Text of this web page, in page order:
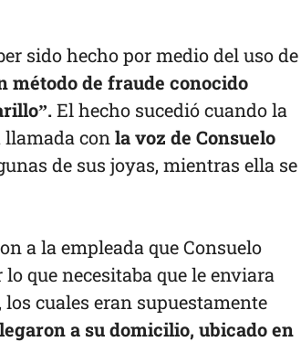
sido hecho por medio del uso de
de fraude conocido
El hecho sucedió cuando la
llamada conla voz de Consuelo
de sus joyas, mientras ella se
a la empleada que Consuelo
que necesitaba que le enviara
cuales eran supuestamente
a su domicilio, ubicado en